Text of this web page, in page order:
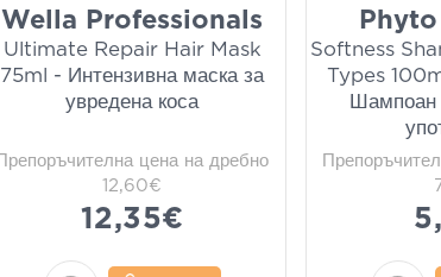
Wella Professionals
Ultimate Repair Hair Mask
75ml - Интензивна маска за
увредена коса
Препоръчителна цена на дребно
12,60€
12,35€
Softness
Types
Шампоан